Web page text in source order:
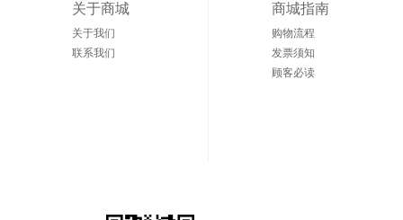
关于商城
关于我们
联系我们
商城指南
购物流程
发票须知
顾客必读